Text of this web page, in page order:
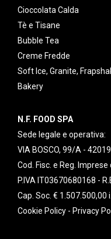
Cioccolata Calda
Tè e Tisane
Bubble Tea
Creme Fredde
Soft Ice, Granite,
Bakery
N.F. FOOD SPA
Sede legale e operativa:
VIA BOSCO, 99/A -
Cod. Fisc. e Reg.
P.IVA IT03670680168 -
Cap. Soc. € 1.507.500,00
Cookie Policy - Privacy